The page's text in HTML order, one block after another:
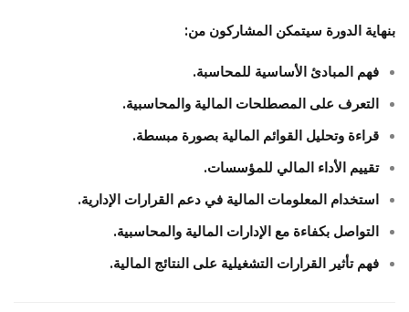
بنهاية الدورة سيتمكن المشاركون من:
فهم المبادئ الأساسية للمحاسبة.
التعرف على المصطلحات المالية والمحاسبية.
قراءة وتحليل القوائم المالية بصورة مبسطة.
تقييم الأداء المالي للمؤسسات.
استخدام المعلومات المالية في دعم القرارات الإدارية.
التواصل بكفاءة مع الإدارات المالية والمحاسبية.
فهم تأثير القرارات التشغيلية على النتائج المالية.